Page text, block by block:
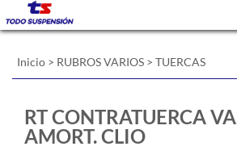
Inicio > RUBROS VARIOS > TUERCAS
RT CONTRATUERCA
AMORT. CLIO